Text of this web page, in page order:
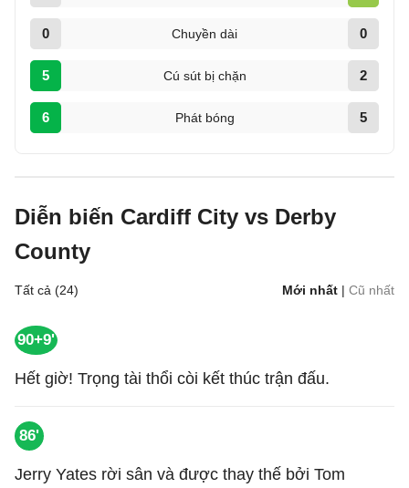
0 Chuyền dài 0
5 Cú sút bị chặn 2
6 Phát bóng 5
Diễn biến Cardiff City vs Derby
County
Tất cả (24) Mới nhất | Cũ nhất
90+9'
Hết giờ! Trọng tài thổi còi kết thúc trận đấu.
86'
Jerry Yates rời sân và được thay thế bởi Tom